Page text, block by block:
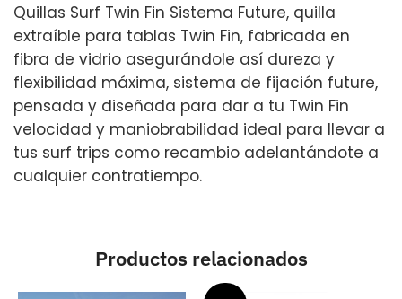
Quillas Surf Twin Fin Sistema Future, quilla
extraíble para tablas Twin Fin, fabricada en
fibra de vidrio asegurándole así dureza y
flexibilidad máxima, sistema de fijación future,
pensada y diseñada para dar a tu Twin Fin
velocidad y maniobrabilidad ideal para llevar a
tus surf trips como recambio adelantándote a
cualquier contratiempo.
Productos relacionados